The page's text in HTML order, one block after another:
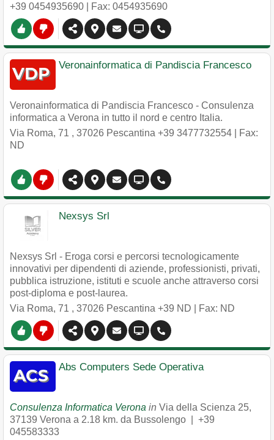
+39 0454935690 | Fax: 0454935690
Veronainformatica di Pandiscia Francesco
Veronainformatica di Pandiscia Francesco - Consulenza
informatica a Verona in tutto il nord e centro Italia.
Via Roma, 71 , 37026 Pescantina +39 3477732554 | Fax:
ND
Nexsys Srl
Nexsys Srl - Eroga corsi e percorsi tecnologicamente
innovativi per dipendenti di aziende, professionisti, privati,
pubblica istruzione, istituti e scuole anche attraverso corsi
post-diploma e post-laurea.
Via Roma, 71 , 37026 Pescantina +39 ND | Fax: ND
Abs Computers Sede Operativa
Consulenza Informatica Verona in Via della Scienza 25,
37139 Verona a 2.18 km. da Bussolengo | +39
045583333